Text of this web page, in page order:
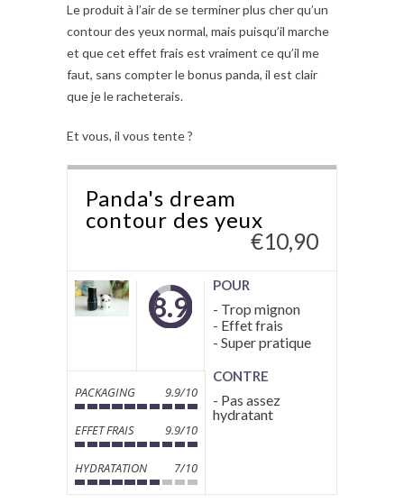
Le produit à l’air de se terminer plus cher qu’un
contour des yeux normal, mais puisqu’il marche
et que cet effet frais est vraiment ce qu’il me
faut, sans compter le bonus panda, il est clair
que je le racheterais.
Et vous, il vous tente ?
Panda's dream
contour des yeux
€10,90
8.9
PACKAGING 9.9/10
EFFET FRAIS 9.9/10
HYDRATATION 7/10
POUR
- Trop mignon
- Effet frais
- Super pratique
CONTRE
- Pas assez
hydratant